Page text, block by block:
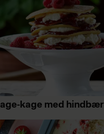
kage med hindbær